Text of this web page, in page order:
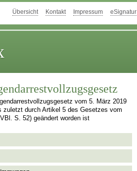
Übersicht Kontakt Impressum eSignatur
vom 5. März 2019
zuletzt durch Artikel 5 des Gesetzes vom
S. 52) geändert worden ist